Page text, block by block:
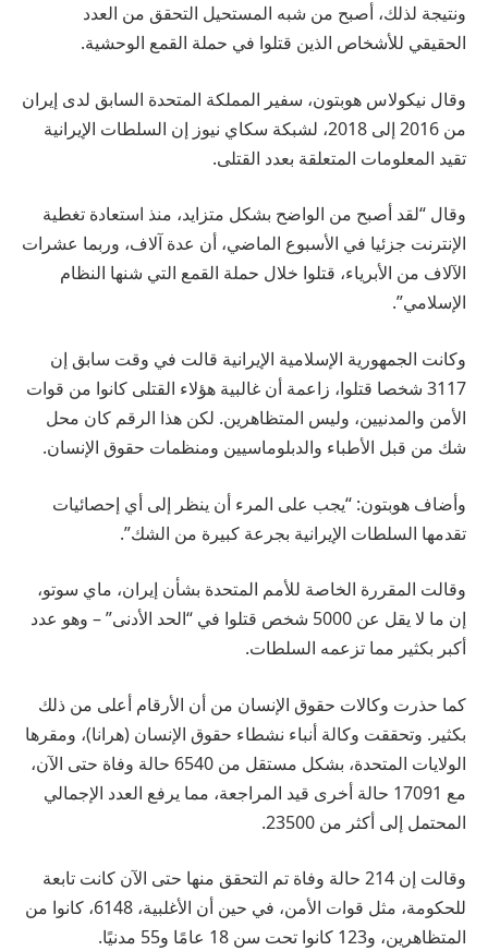
ونتيجة لذلك، أصبح من شبه المستحيل التحقق من العدد
الحقيقي للأشخاص الذين قتلوا في حملة القمع الوحشية.
وقال نيكولاس هوبتون، سفير المملكة المتحدة السابق لدى إيران
من 2016 إلى 2018، لشبكة سكاي نيوز إن السلطات الإيرانية
تقيد المعلومات المتعلقة بعدد القتلى.
وقال “لقد أصبح من الواضح بشكل متزايد، منذ استعادة تغطية
الإنترنت جزئيا في الأسبوع الماضي، أن عدة آلاف، وربما عشرات
الآلاف من الأبرياء، قتلوا خلال حملة القمع التي شنها النظام
الإسلامي”.
وكانت الجمهورية الإسلامية الإيرانية قالت في وقت سابق إن
3117 شخصا قتلوا، زاعمة أن غالبية هؤلاء القتلى كانوا من قوات
الأمن والمدنيين، وليس المتظاهرين. لكن هذا الرقم كان محل
شك من قبل الأطباء والدبلوماسيين ومنظمات حقوق الإنسان.
وأضاف هوبتون: “يجب على المرء أن ينظر إلى أي إحصائيات
تقدمها السلطات الإيرانية بجرعة كبيرة من الشك”.
وقالت المقررة الخاصة للأمم المتحدة بشأن إيران، ماي سوتو،
إن ما لا يقل عن 5000 شخص قتلوا في “الحد الأدنى” – وهو عدد
أكبر بكثير مما تزعمه السلطات.
كما حذرت وكالات حقوق الإنسان من أن الأرقام أعلى من ذلك
بكثير. وتحققت وكالة أنباء نشطاء حقوق الإنسان (هرانا)، ومقرها
الولايات المتحدة، بشكل مستقل من 6540 حالة وفاة حتى الآن،
مع 17091 حالة أخرى قيد المراجعة، مما يرفع العدد الإجمالي
المحتمل إلى أكثر من 23500.
وقالت إن 214 حالة وفاة تم التحقق منها حتى الآن كانت تابعة
للحكومة، مثل قوات الأمن، في حين أن الأغلبية، 6148، كانوا من
المتظاهرين، و123 كانوا تحت سن 18 عامًا و55 مدنيًا.